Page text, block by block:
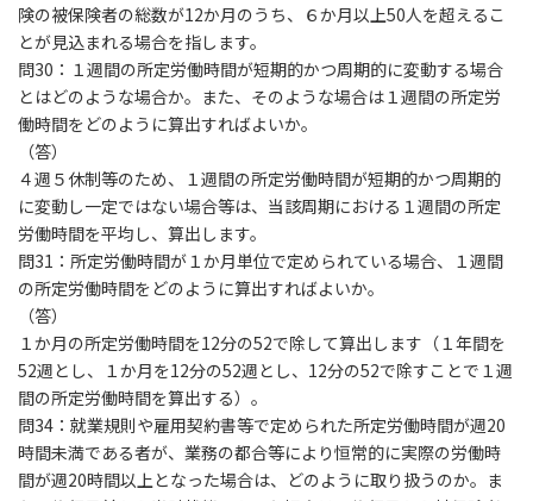
険の被保険者の総数が12か月のうち、６か月以上50人を超えるこ
とが見込まれる場合を指します。
問30：１週間の所定労働時間が短期的かつ周期的に変動する場合
とはどのような場合か。また、そのような場合は１週間の所定労
働時間をどのように算出すればよいか。
（答）
４週５休制等のため、１週間の所定労働時間が短期的かつ周期的
に変動し一定ではない場合等は、当該周期における１週間の所定
労働時間を平均し、算出します。
問31：所定労働時間が１か月単位で定められている場合、１週間
の所定労働時間をどのように算出すればよいか。
（答）
１か月の所定労働時間を12分の52で除して算出します（１年間を
52週とし、１か月を12分の52週とし、12分の52で除すことで１週
間の所定労働時間を算出する）。
問34：就業規則や雇用契約書等で定められた所定労働時間が週20
時間未満である者が、業務の都合等により恒常的に実際の労働時
間が週20時間以上となった場合は、どのように取り扱うのか。ま